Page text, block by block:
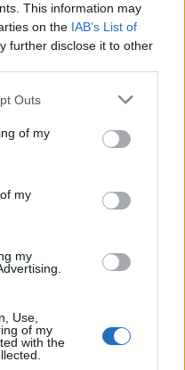
This information may
on the IAB’s List of
further disclose it to other
one or more Google
You may click to
its third-party tags to
in below Google
Outs
of my
my
my
Use,
of my
with the
hogy eredetileg